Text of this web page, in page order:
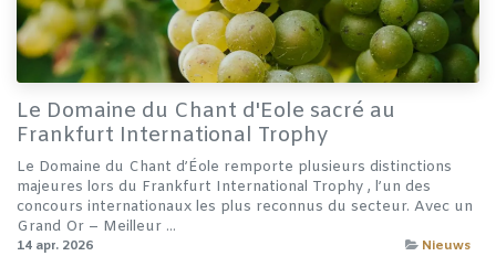
Le Domaine du Chant d'Eole sacré au
Frankfurt International Trophy
Le Domaine du Chant d’Éole remporte plusieurs distinctions
majeures lors du Frankfurt International Trophy , l’un des
concours internationaux les plus reconnus du secteur. Avec un
Grand Or – Meilleur ...
14 apr. 2026 Nieuws